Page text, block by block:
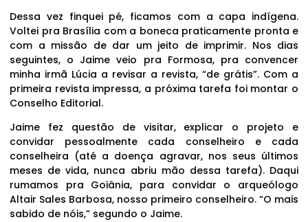
Dessa vez finquei pé, ficamos com a capa indígena.
Voltei pra Brasília com a boneca praticamente pronta e
com a missão de dar um jeito de imprimir. Nos dias
seguintes, o Jaime veio pra Formosa, pra convencer
minha irmã Lúcia a revisar a revista, “de grátis”. Com a
primeira revista impressa, a próxima tarefa foi montar o
Conselho Editorial.
Jaime fez questão de visitar, explicar o projeto e
convidar pessoalmente cada conselheiro e cada
conselheira (até a doença agravar, nos seus últimos
meses de vida, nunca abriu mão dessa tarefa). Daqui
rumamos pra Goiânia, para convidar o arqueólogo
Altair Sales Barbosa, nosso primeiro conselheiro. “O mais
sabido de nóis,” segundo o Jaime.